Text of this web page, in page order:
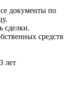
документы по
сделки.
средств
лет